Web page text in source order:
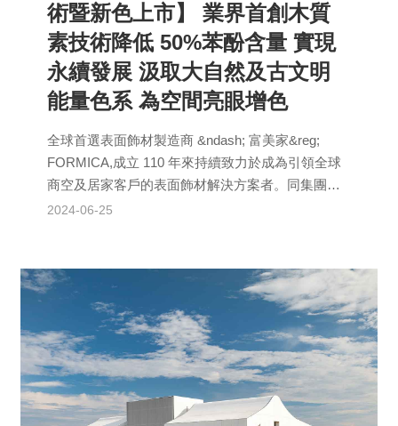
術暨新色上市】 業界首創木質
素技術降低 50%苯酚含量 實現
永續發展 汲取大自然及古文明
能量色系 為空間亮眼增色
全球首選表面飾材製造商 &ndash; 富美家&reg;
FORMICA,成立 110 年來持續致力於成為引領全球
商空及居家客戶的表面飾材解決方案者。同集團
Arpa Ind...
2024-06-25